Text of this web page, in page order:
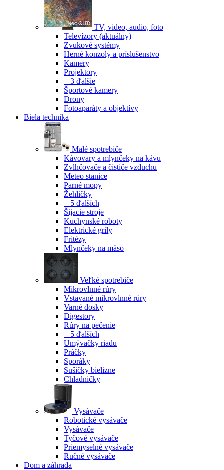
TV, video, audio, foto
Televízory (aktuálny)
Zvukové systémy
Herné konzoly a príslušenstvo
Kamery
Projektory
+ 3 ďalšie
Športové kamery
Drony
Fotoaparáty a objektívy
Biela technika
Malé spotrebiče
Kávovary a mlynčeky na kávu
Zvlhčovače a čističe vzduchu
Meteo stanice
Parné mopy
Žehličky
+ 5 ďalších
Šijacie stroje
Kuchynské roboty
Elektrické grily
Fritézy
Mlynčeky na mäso
Veľké spotrebiče
Mikrovlnné rúry
Vstavané mikrovlnné rúry
Varné dosky
Digestory
Rúry na pečenie
+ 5 ďalších
Umývačky riadu
Práčky
Sporáky
Sušičky bielizne
Chladničky
Vysávače
Robotické vysávače
Vysávače
Tyčové vysávače
Priemyselné vysávače
Ručné vysávače
Dom a záhrada